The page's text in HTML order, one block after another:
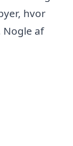
hvor
Nogle af